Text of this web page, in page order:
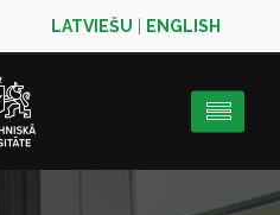
LATVIEŠU ENGLISH